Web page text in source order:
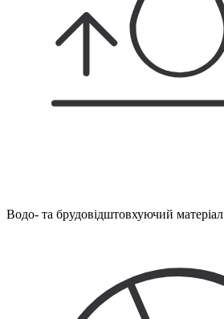
Водо- та брудовідштовхуючий матеріал